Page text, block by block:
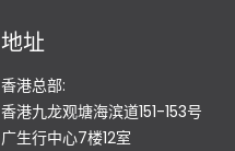
地址
香港总部:
香港九龙观塘海滨道151-153号
广生行中心7楼12室